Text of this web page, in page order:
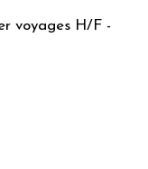
voyages H/F -